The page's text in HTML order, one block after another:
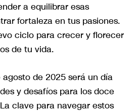
a equilibrar esas
fortaleza en tus pasiones.
ciclo para crecer y florecer
de tu vida.
agosto de 2025 será un día
y desafíos para los doce
clave para navegar estos